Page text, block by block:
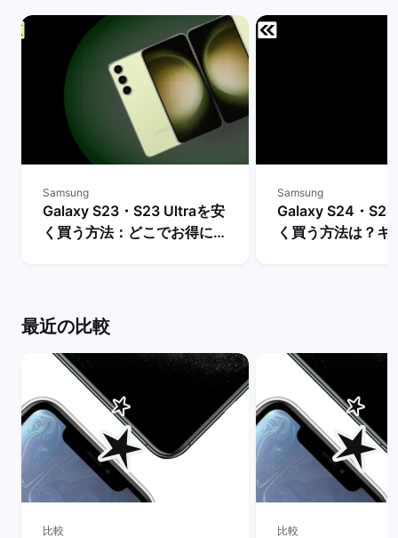
Samsung
Galaxy S23・S23 Ultraを安
く買う方法：どこでお得に購
Samsung
Galaxy S24・
く買う方法は？キ
最近の比較
比較 比較